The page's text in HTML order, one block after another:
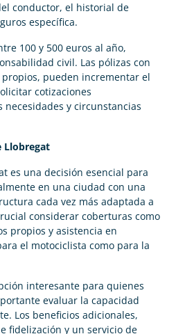
conductor, el historial de
específica.
100 y 500 euros al año,
civil. Las pólizas con
pueden incrementar el
cotizaciones
y circunstancias
Llobregat
es una decisión esencial para
en una ciudad con una
cada vez más adaptada a
considerar coberturas como
propios y asistencia en
el motociclista como para la
interesante para quienes
evaluar la capacidad
Los beneficios adicionales,
fidelización y un servicio de